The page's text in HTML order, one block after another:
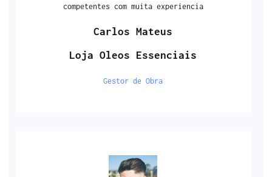
competentes com muita experiencia
Carlos Mateus
Loja Oleos Essenciais
Gestor de Obra